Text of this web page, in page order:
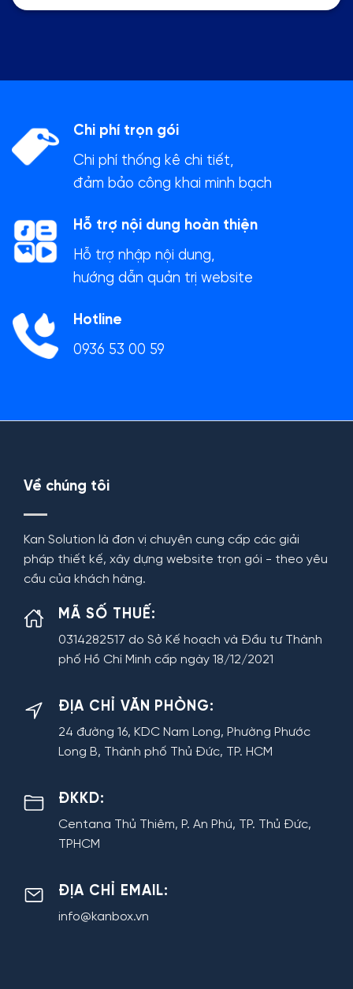
Chi phí trọn gói
Chi phí thống kê chi tiết,
đảm bảo công khai minh bạch
Hỗ trợ nội dung hoàn thiện
Hỗ trợ nhập nội dung,
hướng dẫn quản trị website
Hotline
0936 53 00 59
Về chúng tôi
Kan Solution là đơn vị chuyên cung cấp các giải
pháp thiết kế, xây dựng website trọn gói - theo yêu
cầu của khách hàng.
MÃ SỐ THUẾ:
0314282517 do Sở Kế hoạch và Đầu tư Thành
phố Hồ Chí Minh cấp ngày 18/12/2021
ĐỊA CHỈ VĂN PHÒNG:
24 đường 16, KDC Nam Long, Phường Phước
Long B, Thành phố Thủ Đức, TP. HCM
ĐKKD:
Centana Thủ Thiêm, P. An Phú, TP. Thủ Đức,
TPHCM
ĐỊA CHỈ EMAIL:
info@kanbox.vn